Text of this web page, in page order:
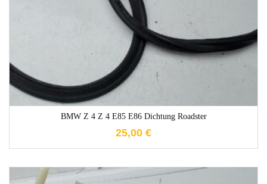
BMW Z 4 Z 4 E85 E86 Dichtung Roadster
25,00 €